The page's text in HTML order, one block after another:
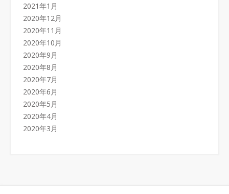
2021年1月
2020年12月
2020年11月
2020年10月
2020年9月
2020年8月
2020年7月
2020年6月
2020年5月
2020年4月
2020年3月